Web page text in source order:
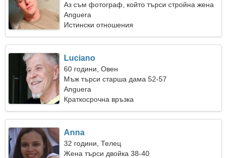
Аз съм фотограф, който търси стройна жена
Anguera
Истински отношения
Luciano
60 години, Овен
Мъж търси старша дама 52-57
Anguera
Краткосрочна връзка
Anna
32 години, Телец
Жена търси двойка 38-40